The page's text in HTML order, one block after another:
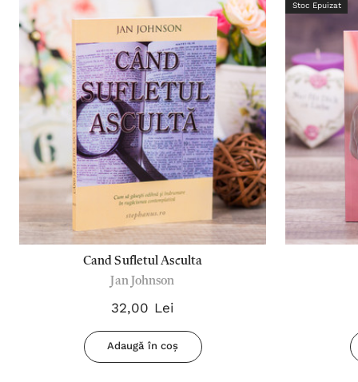
Cand Sufletul Asculta
Jan Johnson
32,00 Lei
Adaugă în coș
Stoc Epuizat